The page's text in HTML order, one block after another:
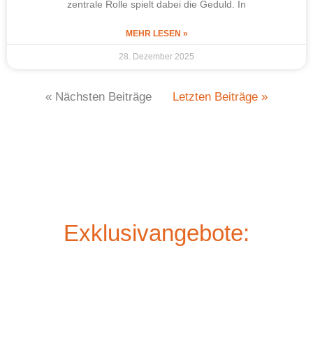
zentrale Rolle spielt dabei die Geduld. In
MEHR LESEN »
28. Dezember 2025
« Nächsten Beiträge Letzten Beiträge »
Exklusivangebote: